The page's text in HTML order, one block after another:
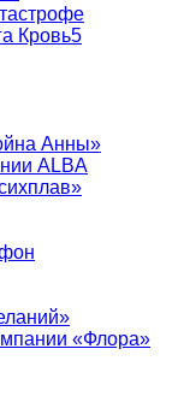
Кровь5
Анны»
ALBA
«Флора»